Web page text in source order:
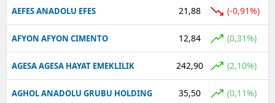
AEFES ANADOLU EFES 21,88 (-0,91%)
AFYON AFYON CIMENTO 12,84 (0,31%)
AGESA AGESA HAYAT EMEKLILIK 242,90 (2,10%)
AGHOL ANADOLU GRUBU HOLDING 35,50 (0,11%)